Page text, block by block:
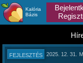
Kalória
Bázis
FEJLESZTÉS 2025. 12. 31.